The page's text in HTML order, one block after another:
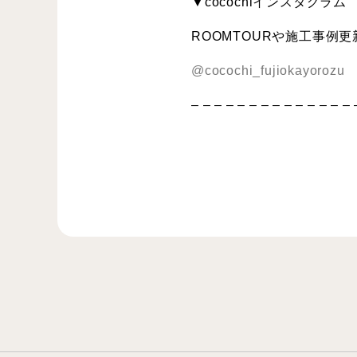
ROOMTOURや施工事例更
@cocochi_fujiokayorozu
– – – – – – – – – – – – – –